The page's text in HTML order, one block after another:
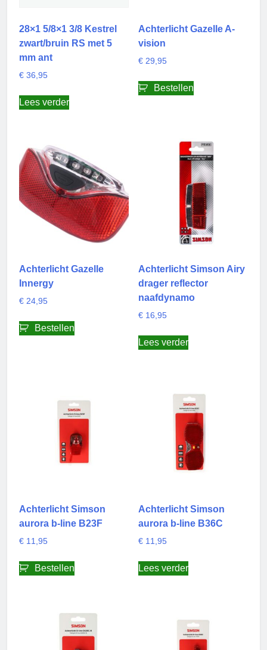
28×1 5/8×1 3/8 Kestrel
zwart/bruin RS met 5
mm ant
€ 36,95
Lees verder
Achterlicht Gazelle A-
vision
€29,95
Bestellen
Achterlicht Gazelle
Innergy
€ 24,95
Bestellen
Achterlicht Simson Airy
drager reflector
naafdynamo
€16,95
Lees verder
Achterlicht Simson
aurora b-line B23F
€ 11,95
Bestellen
Achterlicht Simson
aurora b-line B36C
€11,95
Lees verder